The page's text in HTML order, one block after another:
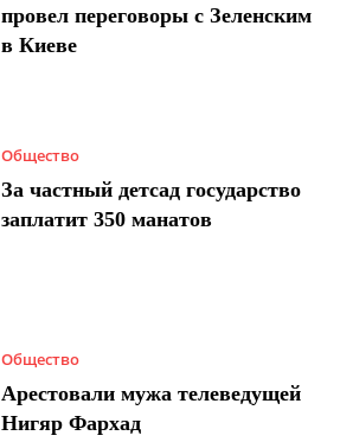
провел переговоры с Зеленским
в Киеве
Общество
За частный детсад государство
заплатит 350 манатов
Общество
Арестовали мужа телеведущей
Нигяр Фархад